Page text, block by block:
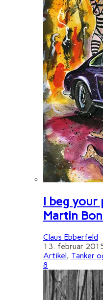
I beg your
Martin
Claus Ebberfeld
13. februar
Artikel, Tanker
8